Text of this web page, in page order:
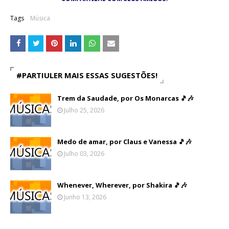
Tags Música
#PARTIULER MAIS ESSAS SUGESTÕES!
Trem da Saudade, por Os Monarcas 🎵🎶
Julho 25, 2026
Medo de amar, por Claus e Vanessa 🎵🎶
Julho 03, 2026
Whenever, Wherever, por Shakira 🎵🎶
Junho 13, 2026